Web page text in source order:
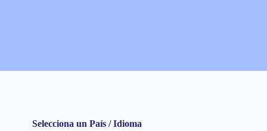
Selecciona un País / Idioma